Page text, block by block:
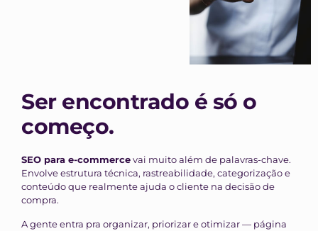
Ser encontrado é só o
começo.
SEO para e-commercevai muito além de palavras-chave.
Envolve estrutura técnica, rastreabilidade, categorização e
conteúdo que realmente ajuda o cliente na decisão de
compra.
A gente entra pra organizar, priorizar e otimizar — página